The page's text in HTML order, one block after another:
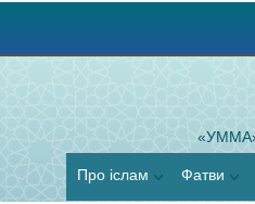
Про іслам Фатви